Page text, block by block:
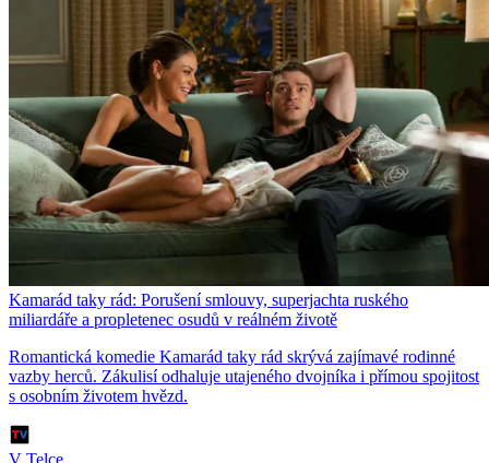
Kamarád taky rád: Porušení smlouvy, superjachta ruského
miliardáře a propletenec osudů v reálném životě
Romantická komedie Kamarád taky rád skrývá zajímavé rodinné
vazby herců. Zákulisí odhaluje utajeného dvojníka i přímou spojitost
s osobním životem hvězd.
V Telce